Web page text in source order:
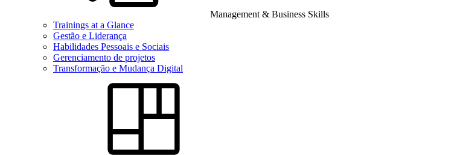
Management & Business Skills
Trainings at a Glance
Gestão e Liderança
Habilidades Pessoais e Sociais
Gerenciamento de projetos
Transformação e Mudança Digital